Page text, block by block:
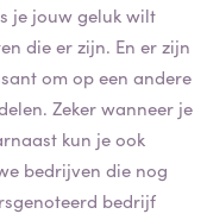
je jouw geluk wilt
die er zijn. En er zijn
om op een andere
Zeker wanneer je
kun je ook
bedrijven die nog
bedrijf